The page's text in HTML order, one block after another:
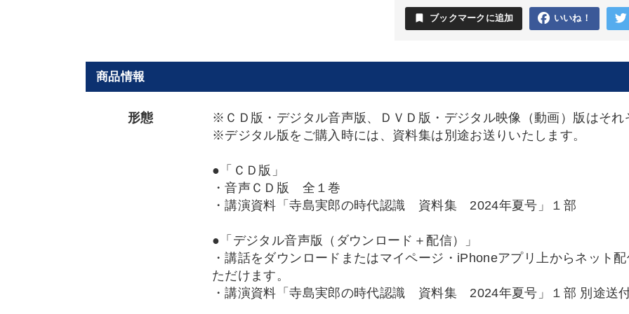
bookmark ブックマークに追加 いいね！
商品情報
形態
※ＣＤ版・デジタル音声版、ＤＶＤ版・デジタル映像（動画）版はそ
※デジタル版をご購入時には、資料集は別途お送りいたします。
●「ＣＤ版」
・音声ＣＤ版 全１巻
・講演資料「寺島実郎の時代認識 資料集 2024年夏号」１部
●「デジタル音声版（ダウンロード＋配信）」
・講話をダウンロードまたはマイページ・iPhoneアプリ上からネット
ただけます。
・講演資料「寺島実郎の時代認識 資料集 2024年夏号」１部 別途送